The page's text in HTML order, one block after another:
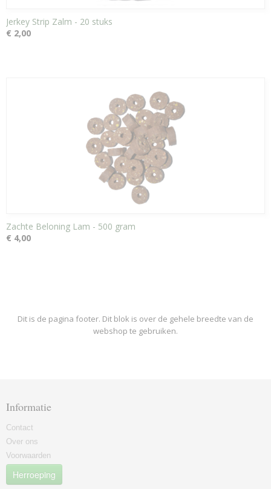
Jerkey Strip Zalm - 20 stuks
€ 2,00
Zachte Beloning Lam - 500 gram
€ 4,00
Dit is de pagina footer. Dit blok is over de gehele breedte van de
webshop te gebruiken.
Informatie
Contact
Over ons
Voorwaarden
Herroeping